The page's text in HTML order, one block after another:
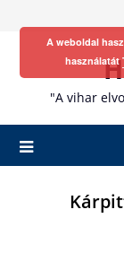
"A vihar
A weboldal
használatát